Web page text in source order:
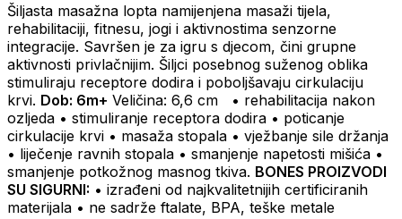
Šiljasta masažna lopta namijenjena masaži tijela,
rehabilitaciji, fitnesu, jogi i aktivnostima senzorne
integracije. Savršen je za igru ​​s djecom, čini grupne
aktivnosti privlačnijim. Šiljci posebnog suženog oblika
stimuliraju receptore dodira i poboljšavaju cirkulaciju
krvi. Dob: 6m+ Veličina: 6,6 cm
• rehabilitacija nakon
ozljeda • stimuliranje receptora dodira • poticanje
cirkulacije krvi • masaža stopala • vježbanje sile držanja
• liječenje ravnih stopala • smanjenje napetosti mišića •
smanjenje potkožnog masnog tkiva. BONES PROIZVODI
SU SIGURNI: • izrađeni od najkvalitetnijih certificiranih
materijala • ne sadrže ftalate, BPA, teške metale